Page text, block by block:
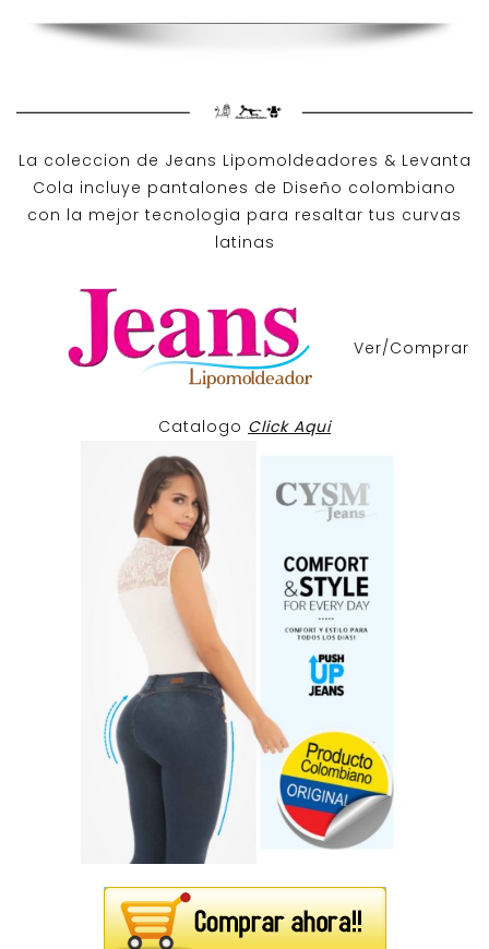
La coleccion de Jeans Lipomoldeadores & Levanta
Cola incluye pantalones de Diseño colombiano
con la mejor tecnologia para resaltar tus curvas
latinas
Ver/Comprar
Catalogo Click Aqui